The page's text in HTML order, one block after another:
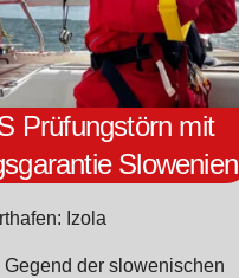
Prüfungstörn mit
Slowenien
Izola
Gegend der slowenischen